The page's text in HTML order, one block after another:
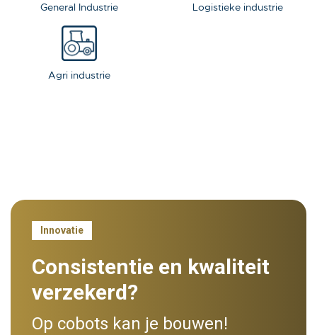
General Industrie Logistieke industrie
Agri industrie
Innovatie
Consistentie en kwaliteit
verzekerd?
Op cobots kan je bouwen!